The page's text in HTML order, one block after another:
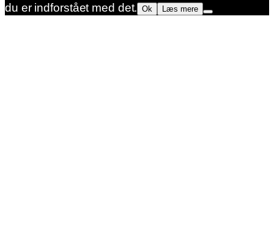
du er indforstået med det. Ok Læs mere